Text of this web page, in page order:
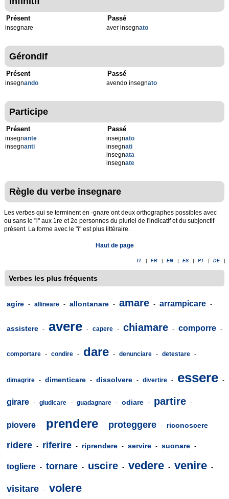
Présent
insegnare
Passé
aver insegnato
Gérondif
Présent
insegnando
Passé
avendo insegnato
Participe
Présent
insegnante
insegnanti
Passé
insegnato
insegnati
insegnata
insegnate
Règle du verbe insegnare
Les verbes qui se terminent en -gnare ont deux orthographes possibles avec
ou sans le "i" aux 1re et 2e personnes du pluriel de l'indicatif et du subjonctif
présent. La forme avec le "i" est plus littéraire.
Haut de page
IT FR EN ES PT DE
Verbes les plus fréquents
agire - allineare - allontanare - amare - arrampicare -
assistere - avere - capere - chiamare - comporre -
comportare - condire - dare - denunciare - detestare -
dimagrire - dimenticare - dissolvere - divertire - essere -
girare - giudicare - guadagnare - odiare - partire -
piovere - prendere - proteggere - riconoscere -
ridere - riferire - riprendere - servire - suonare -
togliere - tornare - uscire - vedere - venire -
visitare - volere